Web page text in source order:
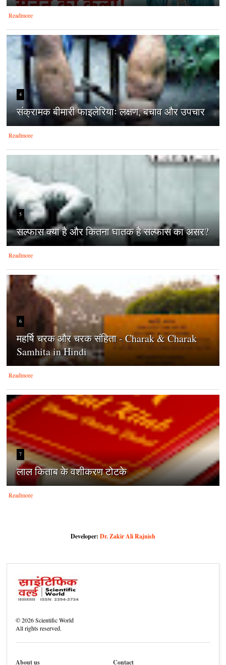
Readmore
4
संक्रामक बीमारी फाइलेरियाः लक्षण, बचाव और उपचार
Readmore
5
सल्फास क्या है और कितना घातक है सल्फास का असर?
Readmore
6
महर्षि चरक और चरक संहिता - Charak & Charak
Samhita in Hindi
Readmore
7
लाल किताब के वशीकरण टोटके
Readmore
Developer: Dr. Zakir Ali Rajnish
©2026Scientific World
All rights reserved.
About us Contact